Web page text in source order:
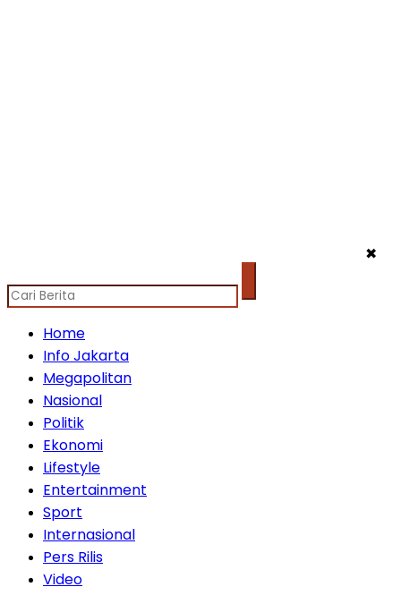
✖
Home
Info Jakarta
Megapolitan
Nasional
Politik
Ekonomi
Lifestyle
Entertainment
Sport
Internasional
Pers Rilis
Video